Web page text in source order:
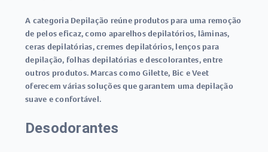
A categoria Depilação reúne produtos para uma remoção
de pelos eficaz, como aparelhos depilatórios, lâminas,
ceras depilatórias, cremes depilatórios, lenços para
depilação, folhas depilatórias e descolorantes, entre
outros produtos. Marcas como Gilette, Bic e Veet
oferecem várias soluções que garantem uma depilação
suave e confortável.
Desodorantes